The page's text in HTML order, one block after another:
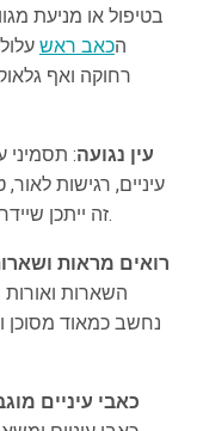
בטיפול או מניעת
הכאב ראש
רחוקה ואף
עין נגועה: תסמיני
עיניים, רגישות
זה ייתכן שיידרשו אנטיביוטיקה כדי לנקות את הדברים.
רואים מראות
השארות
נחשב כמאוד מסוכן
כאבי עיניים